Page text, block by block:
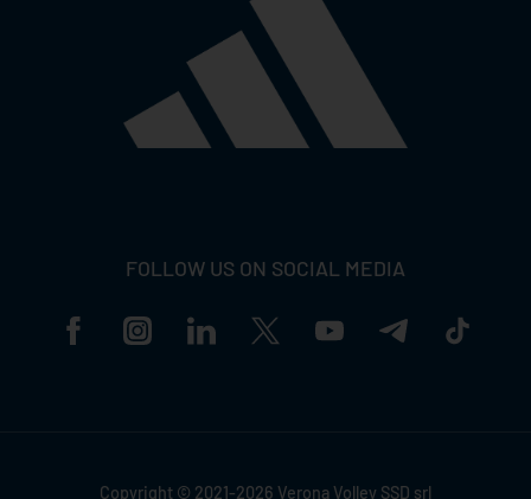
FOLLOW US ON SOCIAL MEDIA
Copyright © 2021-2026 Verona Volley SSD srl